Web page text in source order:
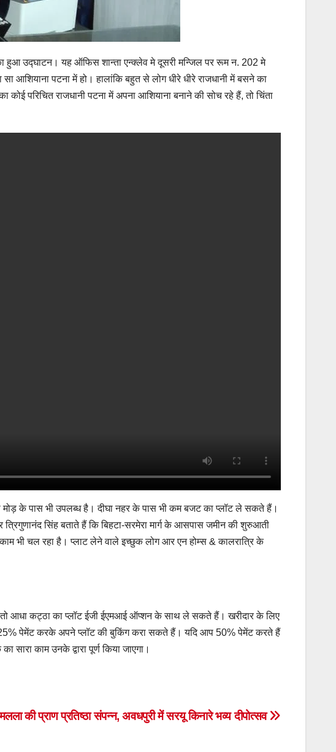
हुआ उद्घाटन। यह ऑफिस शान्ता एन्क्लेव मे दूसरी मन्जिल पर रूम न. 202 मे
आशियाना पटना में हो। हालांकि बहुत से लोग धीरे धीरे राजधानी में बसने का
परिचित राजधानी पटना में अपना आशियाना बनाने की सोच रहे हैं, तो चिंता
मोड़ के पास भी उपलब्ध है। दीघा नहर के पास भी कम बजट का प्लॉट ले सकते हैं।
सिंह बताते हैं कि बिहटा-सरमेरा मार्ग के आसपास जमीन की शुरुआती
भी चल रहा है। प्लाट लेने वाले इच्छुक लोग आर एन होम्स & कालरात्रि के
आधा कट्ठा का प्लॉट ईजी ईएमआई ऑप्शन के साथ ले सकते हैं। खरीदार के लिए
25% पेमेंट करके अपने प्लॉट की बुकिंग करा सकते हैं। यदि आप 50% पेमेंट करते हैं
काम उनके द्वारा पूर्ण किया जाएगा।
की प्राण प्रतिष्ठा संपन्न, अवधपुरी में सरयू किनारे भव्य दीपोत्सव